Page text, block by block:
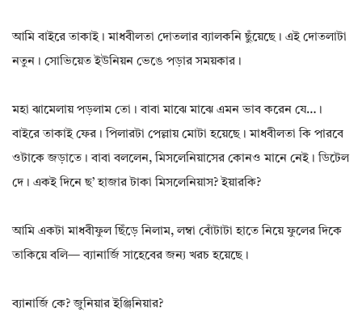
আমি বাইরে তাকাই। মাধবীলতা দোতলার ব্যালকনি ছুঁয়েছে। এই দোতলাটা
নতুন। সোভিয়েত ইউনিয়ন ভেঙে পড়ার সময়কার।
মহা ঝামেলায় পড়লাম তো। বাবা মাঝে মাঝে এমন ভাব করেন যে…।
বাইরে তাকাই ফের। পিলারটা পেল্লায় মোটা হয়েছে। মাধবীলতা কি পারবে
ওটাকে জড়াতে। বাবা বললেন, মিসলেনিয়াসের কোনও মানে নেই। ডিটেল
দে। একই দিনে ছ’ হাজার টাকা মিসলেনিয়াস? ইয়ারকি?
আমি একটা মাধবীফুল ছিঁড়ে নিলাম, লম্বা বোঁটাটা হাতে নিয়ে ফুলের দিকে
তাকিয়ে বলি— ব্যানার্জি সাহেবের জন্য খরচ হয়েছে।
ব্যানার্জি কে? জুনিয়ার ইঞ্জিনিয়ার?